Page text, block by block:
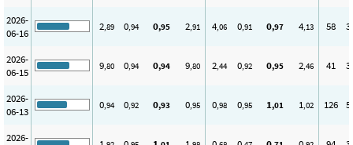
2026-
06-16
2,89 0,94 0,95 2,91 4,06 0,91 0,97 4,13 58
2026-
06-15
9,80 0,94 0,94 9,80 2,44 0,92 0,95 2,46 41
2026-
06-13
0,94 0,92 0,93 0,95 0,98 0,95 1,01 1,02 126
2026-